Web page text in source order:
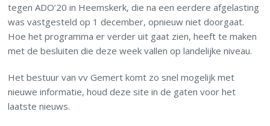
tegen ADO’20 in Heemskerk, die na een eerdere afgelasting
was vastgesteld op 1 december, opnieuw niet doorgaat.
Hoe het programma er verder uit gaat zien, heeft te maken
met de besluiten die deze week vallen op landelijke niveau.
Het bestuur van vv Gemert komt zo snel mogelijk met
nieuwe informatie, houd deze site in de gaten voor het
laatste nieuws.